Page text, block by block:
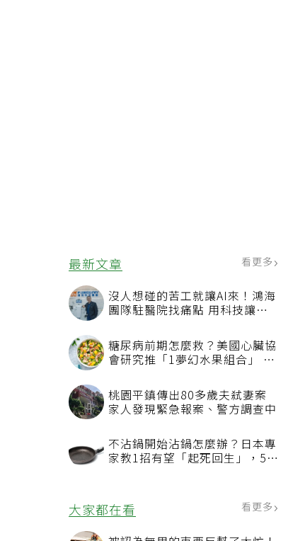
最新文章 看更多
沒人想碰的苦工就讓AI來！鴻海
團隊駐醫院找痛點 用科技讓醫
糖尿病前期怎麼救？美國心臟協
會研究推「1夢幻水果組合」 酪
桃園平鎮傳出80多歲夫弒妻案
家人發現緊急報案、警方調查中
不沾鍋開始沾鍋怎麼辦？日本專
家教1招有望「起死回生」，5情
大家都在看